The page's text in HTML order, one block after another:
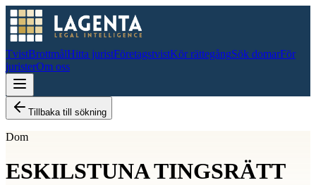
TvistBrottmålHitta juristFöretagstvistKör rättegångSök domarFör
juristerOm oss
Tillbaka till sökning
Dom
ESKILSTUNA TINGSRÄTT